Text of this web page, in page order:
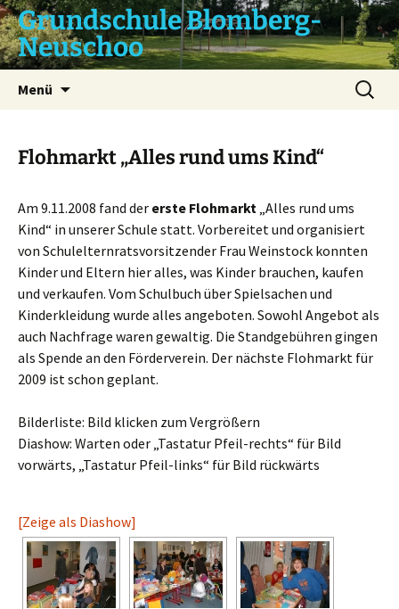
Zum
Inhalt
springen
Grundschule Blomberg-
Neuschoo
Menü
Suchen
nach:
Flohmarkt „Alles rund ums Kind“
Am 9.11.2008 fand der erste Flohmarkt „Alles rund ums
Kind“ in unserer Schule statt. Vorbereitet und organisiert
von Schulelternratsvorsitzender Frau Weinstock konnten
Kinder und Eltern hier alles, was Kinder brauchen, kaufen
und verkaufen. Vom Schulbuch über Spielsachen und
Kinderkleidung wurde alles angeboten. Sowohl Angebot als
auch Nachfrage waren gewaltig. Die Standgebühren gingen
als Spende an den Förderverein. Der nächste Flohmarkt für
2009 ist schon geplant.
Bilderliste: Bild klicken zum Vergrößern
Diashow: Warten oder „Tastatur Pfeil-rechts“ für Bild
vorwärts, „Tastatur Pfeil-links“ für Bild rückwärts
[Zeige als Diashow]